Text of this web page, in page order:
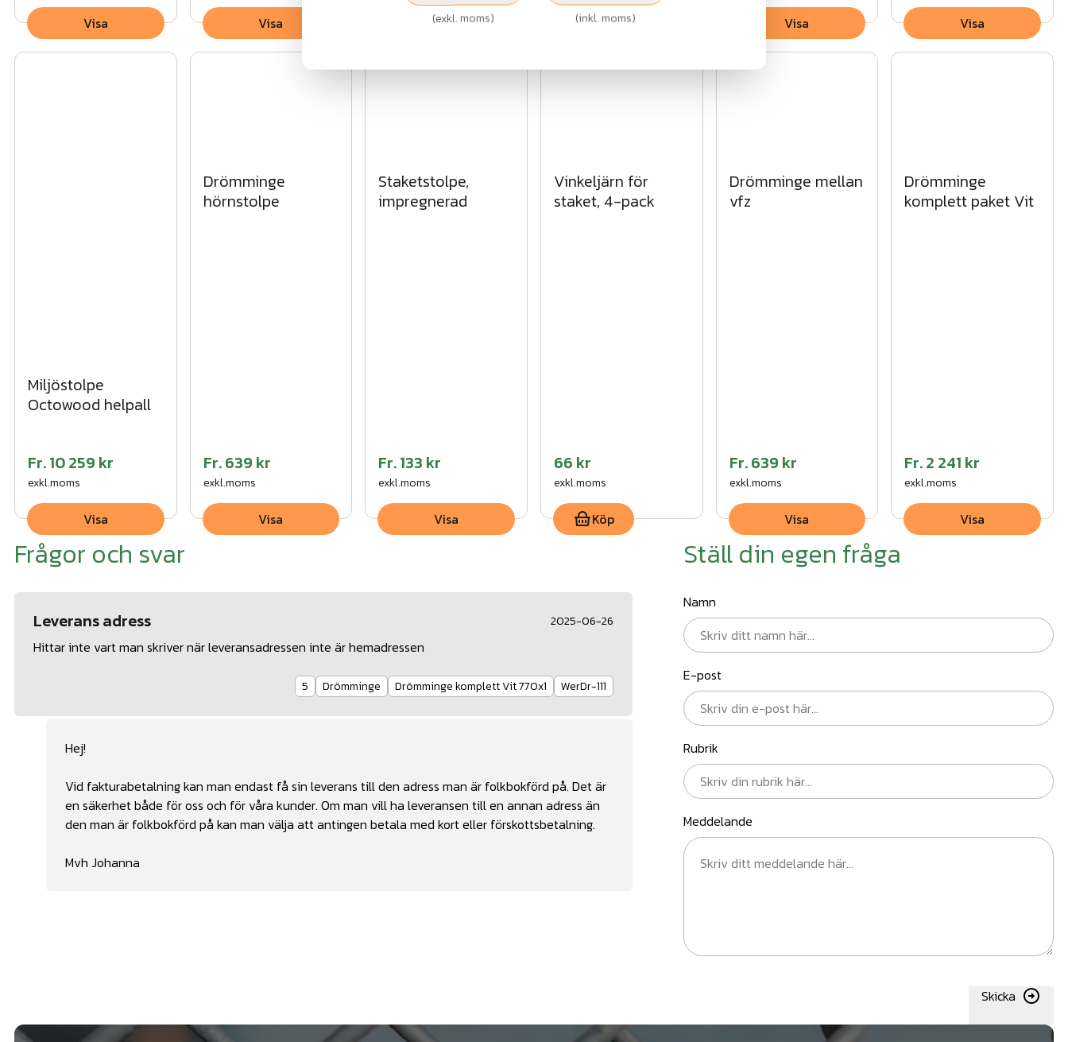
Visa Visa Visa Visa Visa Visa
Miljöstolpe
Octowood helpall
Fr.10 259 kr
exkl.moms
Visa
Drömminge
hörnstolpe
Fr.639 kr
exkl.moms
Visa
Staketstolpe,
impregnerad
Fr.133 kr
exkl.moms
Visa
Vinkeljärn för
staket, 4-pack
66 kr
exkl.moms
Köp
Drömminge mellan
vfz
Fr.639 kr
exkl.moms
Visa
Drömminge
komplett paket Vit
Fr.2 241 kr
exkl.moms
Visa
Frågor och svar
2025-06-26
Leverans adress
Hittar inte vart man skriver när leveransadressen inte är hemadressen
5 Drömminge Drömminge komplett Vit 770x1 WerDr-111
Hej!
Vid fakturabetalning kan man endast få sin leverans till den adress man är folkbokförd på. Det är
en säkerhet både för oss och för våra kunder. Om man vill ha leveransen till en annan adress än
den man är folkbokförd på kan man välja att antingen betala med kort eller förskottsbetalning.
Mvh Johanna
Ställ din egen fråga
Namn
E-post
Rubrik
Meddelande
Skicka
(exkl. moms) (inkl. moms)